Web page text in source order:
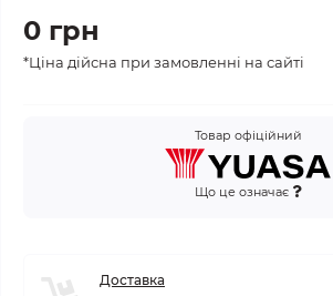
0 грн
*Ціна дійсна при замовленні на сайті
Товар офіційний
Що це означає
Доставка